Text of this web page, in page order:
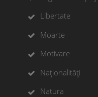
Libertate
Moarte
Motivare
Naționalități
Natura